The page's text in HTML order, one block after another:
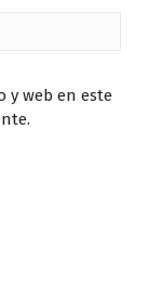
y web en este